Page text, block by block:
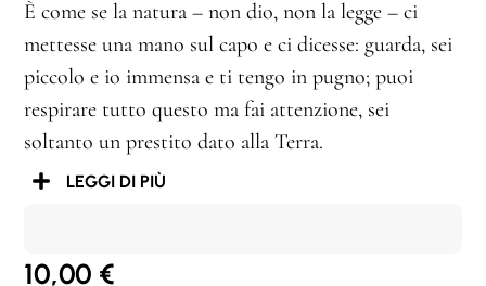
È come se la natura – non dio, non la legge – ci
mettesse una mano sul capo e ci dicesse: guarda, sei
piccolo e io immensa e ti tengo in pugno; puoi
respirare tutto questo ma fai attenzione, sei
soltanto un prestito dato alla Terra.
LEGGI DI PIÙ
10,00 €